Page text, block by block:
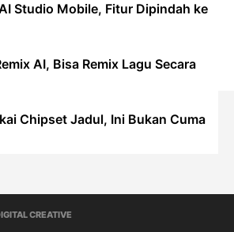
Studio Mobile, Fitur Dipindah ke
AI, Bisa Remix Lagu Secara
Chipset Jadul, Ini Bukan Cuma
CREATIVE